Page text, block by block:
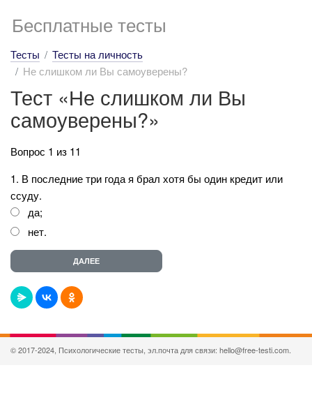
Бесплатные тесты
Тесты
Тесты на личность
Не слишком ли Вы самоуверены?
Тест «Не слишком ли Вы
самоуверены?»
Вопрос 1 из 11
1. В последние три года я брал хотя бы один кредит или
ссуду.
да;
нет.
© 2017-2024, Психологические тесты, эл.почта для связи: hello@free-testi.com.